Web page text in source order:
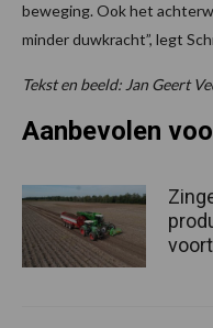
beweging. Ook het
minder duwkracht”, legt
Tekst en beeld: Jan Geert
Aanbevolen